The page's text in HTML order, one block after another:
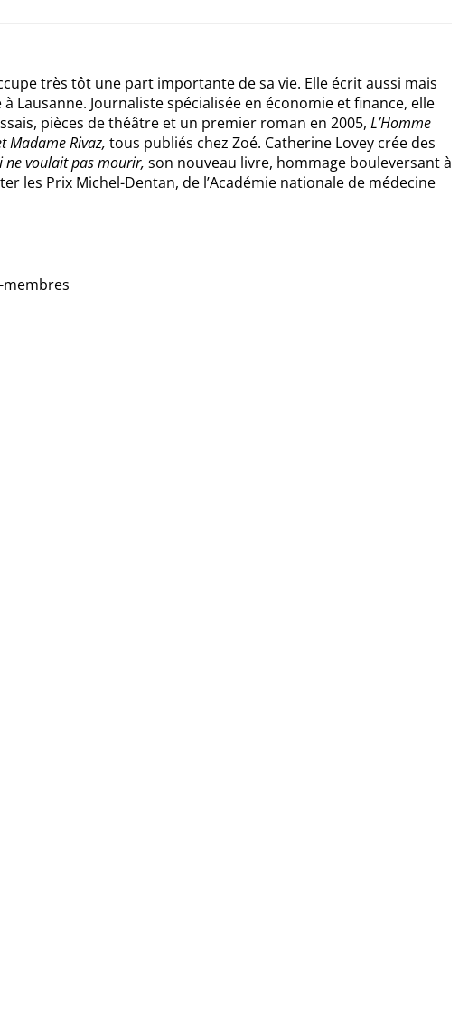
très tôt une part importante de sa vie. Elle écrit aussi mais
Lausanne. Journaliste spécialisée en économie et finance, elle
pièces de théâtre et un premier roman en 2005, L’Homme
Madame Rivaz, tous publiés chez Zoé. Catherine Lovey crée des
ne voulait pas mourir, son nouveau livre, hommage bouleversant à
les Prix Michel-Dentan, de l’Académie nationale de médecine
membres